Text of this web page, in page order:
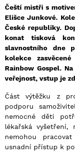
Čeští mistři s
Elišce Junkové.
České republiky.
konat tisková
slavnostního dne
kolekce
Rainbow Gospel.
veřejnost, vstup je
Část výtěžku z
podporu
nemocné děti
lékařská
nemohou
usnadní přístup k